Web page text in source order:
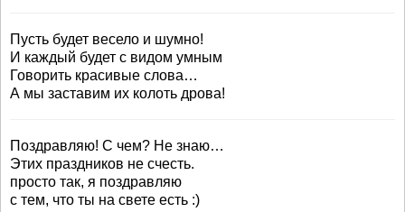
Пусть будет весело и шумно!
И каждый будет с видом умным
Говорить красивые слова…
А мы заставим их колоть дрова!
Поздравляю! С чем? Не знаю…
Этих праздников не счесть.
просто так, я поздравляю
с тем, что ты на свете есть :)